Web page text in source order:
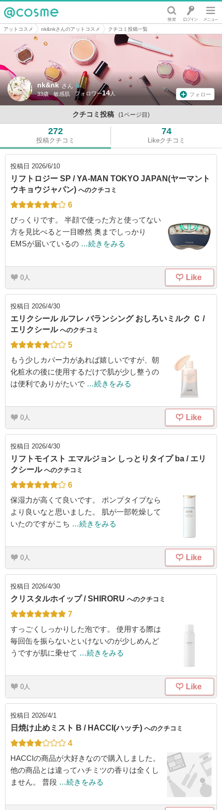
@cosme
アットコスメ nk&nkさんのアットコスメ クチコミ投稿一覧
nk&nk さん
33歳 敏感肌 14 フォロー
クチコミ投稿 (1ページ目)
272
投稿クチコミ
74
Likeクチコミ
投稿日 2026/6/10
リフトロジー SP / YA-MAN TOKYO JAPAN(ヤーマント
ウキョウジャパン) へのクチコミ
6
びっくりです。 半顔で使った方と使ってない
方を見比べると一目瞭然 奥までしっかり
EMSが届いているの …続きをみる
0 Like
投稿日 2026/4/30
エリクシール ルフレ バランシング おしろいミルク Ｃ /
エリクシール へのクチコミ
5
もう少しカバー力があれば嬉しいですが、朝
化粧水の後に使用するだけで肌が少し整うの
は便利でありがたいで …続きをみる
0 Like
投稿日 2026/4/30
リフトモイスト エマルジョン しっとりタイプ ba / エリ
クシール へのクチコミ
6
保湿力が高くて良いです。 ポンプタイプなら
より良いなと思いました。 肌が一部乾燥して
いたのですがこち …続きをみる
0 Like
投稿日 2026/4/30
クリスタルホイップ / SHIRORU へのクチコミ
7
すっごくしっかりした泡です。 使用する際は
毎回缶を振らないといけないのが少しめんど
うですが肌に乗せて …続きをみる
0 Like
投稿日 2026/4/1
日焼け止めミスト B / HACCI(ハッチ) へのクチコミ
4
HACCIの商品が大好きなので購入しました。
他の商品とは違ってハチミツの香りは全くし
ません。 普段 …続きをみる